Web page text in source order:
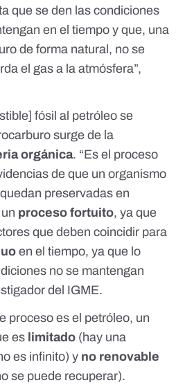
que se den las condiciones
en el tiempo y que, una
de forma natural, no se
el gas a la atmósfera”,
fósil al petróleo se
surge de la
orgánica. “Es el proceso
de que un organismo
preservadas en
proceso fortuito, ya que
que deben coincidir para
en el tiempo, ya que lo
no se mantengan
del IGME.
proceso es el petróleo, un
es limitado (hay una
es infinito) y no renovable
se puede recuperar).